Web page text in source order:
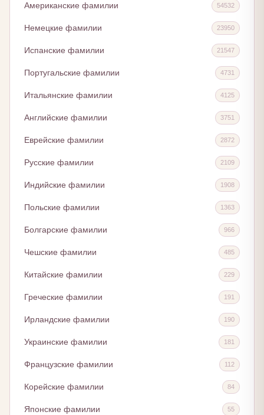
Американские фамилии 54532
Немецкие фамилии 23950
Испанские фамилии 21547
Португальские фамилии 4731
Итальянские фамилии 4125
Английские фамилии 3751
Еврейские фамилии 2872
Русские фамилии 2109
Индийские фамилии 1908
Польские фамилии 1363
Болгарские фамилии 966
Чешские фамилии 485
Китайские фамилии 229
Греческие фамилии 191
Ирландские фамилии 190
Украинские фамилии 181
Французские фамилии 112
Корейские фамилии 84
Японские фамилии 55